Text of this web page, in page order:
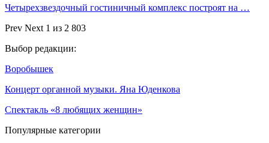
Четырехзвездочный гостиничный комплекс построят на …
Prev Next 1 из 2 803
Выбор редакции:
Воробышек
Концерт органной музыки. Яна Юденкова
Спектакль «8 любящих женщин»
Популярные категории